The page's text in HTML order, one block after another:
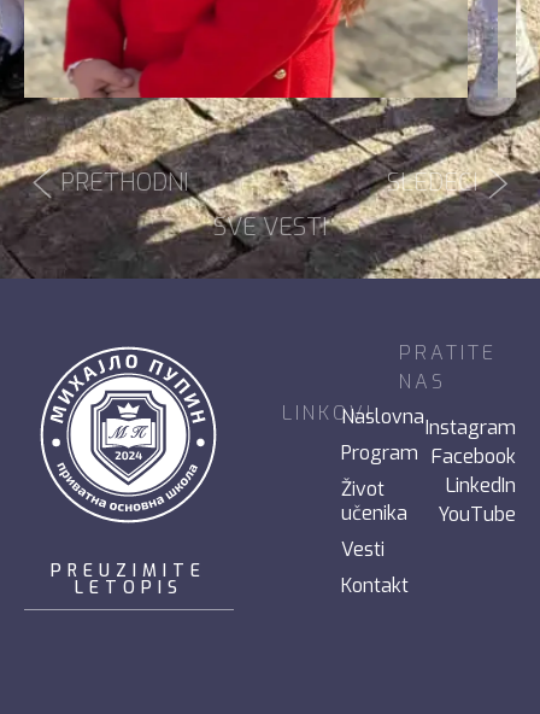
PRETHODNI
SLEDEĆI
SVE VESTI
PREUZIMITE
LETOPIS
LINKOVINaslovna
Program
Život
učenika
Vesti
Kontakt
PRATITE
NAS
Instagram
Facebook
LinkedIn
YouTube